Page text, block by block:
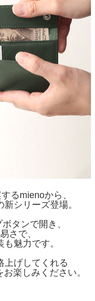
るmienoから、
シリーズ登場。
タンで開き、
さで、
魅力です。
上げしてくれる
楽しみください。